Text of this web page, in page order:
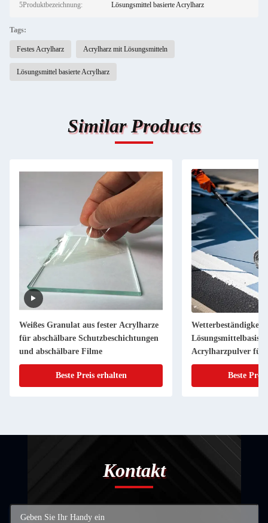
5Produktbezeichnung: Lösungsmittel basierte Acrylharz
Tags:
Festes Acrylharz Acrylharz mit Lösungsmitteln
Lösungsmittel basierte Acrylharz
Similar Products
Weißes Granulat aus fester Acrylharze
für abschälbare Schutzbeschichtungen
und abschälbare Filme
Beste Preis erhalten
Wetterbeständigkeit
Lösungsmittelbasis
Acrylharzpulver für
Beste
Kontakt